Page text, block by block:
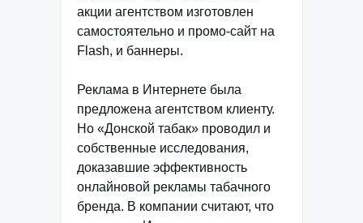
акции агентством изготовлен
самостоятельно и промо-сайт на
Flash, и баннеры.
Реклама в Интернете была
предложена агентством клиенту.
Но «Донской табак» проводил и
собственные исследования,
доказавшие эффективность
онлайновой рекламы табачного
бренда. В компании считают, что